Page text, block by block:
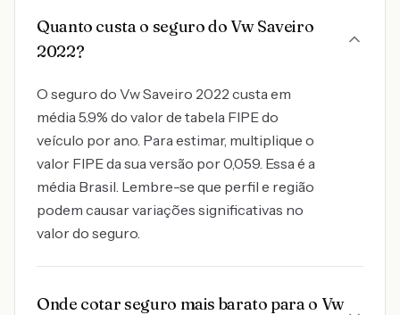
Quanto custa o seguro do Vw Saveiro
2022?
O seguro do Vw Saveiro 2022 custa em
média 5.9% do valor de tabela FIPE do
veículo por ano. Para estimar, multiplique o
valor FIPE da sua versão por 0,059. Essa é a
média Brasil. Lembre-se que perfil e região
podem causar variações significativas no
valor do seguro.
Onde cotar seguro mais barato para o Vw